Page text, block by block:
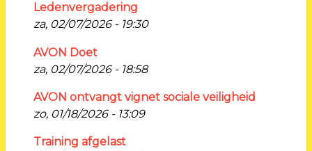
Ledenvergadering
za, 02/07/2026 - 19:30
AVON Doet
za, 02/07/2026 - 18:58
AVON ontvangt vignet sociale veiligheid
zo, 01/18/2026 - 13:09
Training afgelast